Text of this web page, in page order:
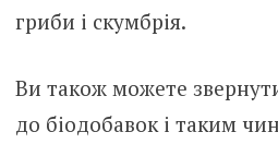
гриби і скумбрія.
Ви також можете
до біодобавок і таким